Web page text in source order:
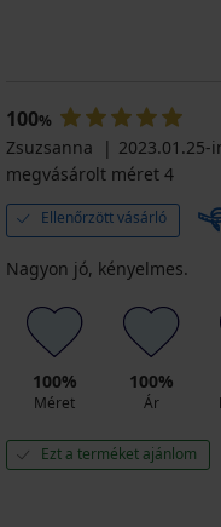
100%
Zsuzsanna
2023.01.25-
megvásárolt méret 4
Ellenőrzött vásárló
Nagyon jó, kényelmes.
100%
Méret
100%
Ár
Ezt a terméket ajánlom